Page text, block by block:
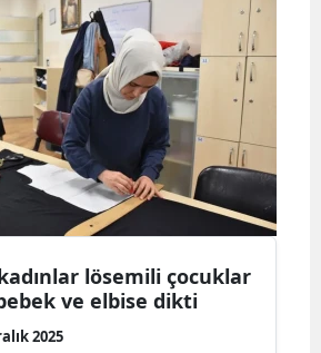
lösemili çocuklar
ve elbise dikti
2025